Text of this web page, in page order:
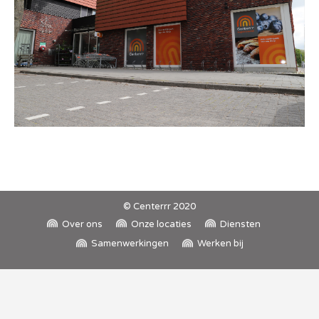
© Centerrr 2020
Over ons
Onze locaties
Diensten
Samenwerkingen
Werken bij